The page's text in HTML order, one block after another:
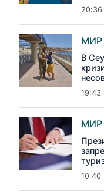
20:36
МИР
В
19:43
МИР
10:40